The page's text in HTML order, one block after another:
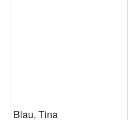
Blau, Tina